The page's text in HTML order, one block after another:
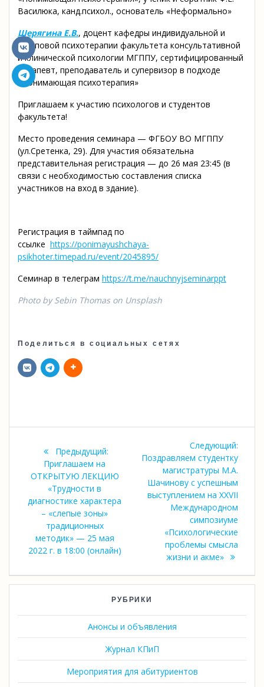
Василюка, канд.психол., основатель «Неформально»
Шерягина Е.В., доцент кафедры индивидуальной и
групповой психотерапии факультета консультативной
и клинической психологии МГППУ, сертифицированный
терапевт, преподаватель и супервизор в подходе
«Понимающая психотерапия»
Приглашаем к участию психологов и студентов
факультета!
Место проведения семинара — ФГБОУ ВО МГППУ
(ул.Сретенка, 29). Для участия обязательна
представительная регистрация — до 26 мая 23:45 (в
связи с необходимостью составления списка
участников на вход в здание).
Регистрация в таймпад по
ссылке https://ponimayushchaya-
psikhoter.timepad.ru/event/2045895/
Семинар в телеграм https://t.me/nauchnyjseminarppt
Photo by Sebin Thomas on Unsplash
Поделиться в социальных сетях
записям
Предыдущий:Предыдущая
Приглашаем на
ОТКРЫТУЮ ЛЕКЦИЮ
«Трудности в
диагностике характера
– «слепые зоны»
традиционных
методик» — 25 мая
2022 г. в 18:00 (онлайн)
Следующий:
Поздравляем студентку
магистратуры М.А.
Шачинову с успешным
выступлением на XXVII
Международном
симпозиуме
«Психологические
проблемы смысла
жизни и акме»
РУБРИКИ
Анонсы и объявления
Журнал КПиП
Мероприятия для абитуриентов